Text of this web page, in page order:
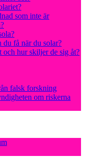
som inte är
få när du solar?
hur skiljer de sig åt?
falsk forskning
om riskerna